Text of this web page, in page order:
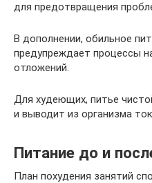
для предотвращения
В дополнении, обильное
предупреждает процессы
отложений.
Для худеющих, питье
и выводит из организма
Питание до и
План похудения занятий